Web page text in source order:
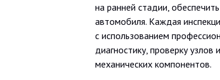
на ранней стадии,
автомобиля. Каждая
с использованием
диагностику, проверку
механических компонентов.